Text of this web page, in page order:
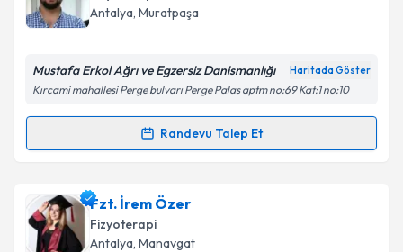
takvim hazırlandığında e-posta ile bilgilendireceğiz.
Kişisel verilerimin işlenmesine ilişkin
Metni'ni okudum ve kişisel verilerimin belirtilen
Takvim Talebini Gönder
Antalya, Muratpaşa
Mustafa Erkol Ağrı ve Egzersiz Danismanlığı Haritada Göster
Kırcami mahallesi Perge bulvarı Perge Palas aptm no:69 Kat:1 no:10
Randevu Talep Et
Randevu Takvimi Talebi
Fzt. Mustafa Erkoliçin randevu takvimi talebi
oluşturun. Size bu uzmandan randevu almanız için bir
takvim hazırlandığında e-posta ile bilgilendireceğiz.
Fzt. İrem Özer
Fizyoterapi
Antalya, Manavgat